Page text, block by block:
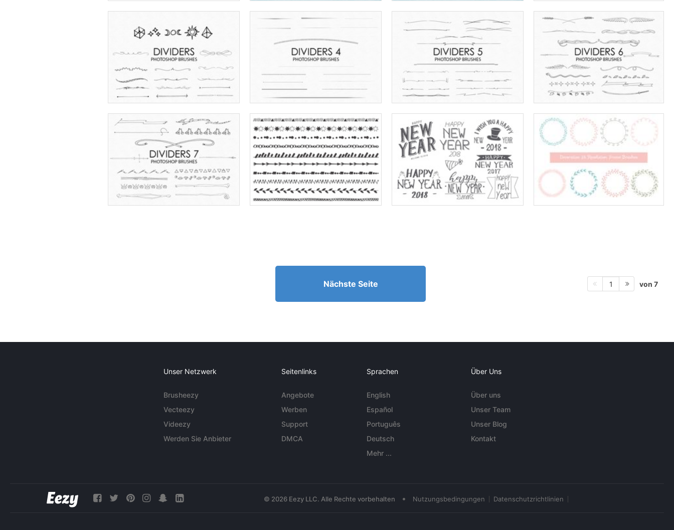
Nächste Seite 1 von 7
Unser Netzwerk
Brusheezy
Vecteezy
Videezy
Werden Sie Anbieter
Seitenlinks
Angebote
Werben
Support
DMCA
Sprachen
English
Español
Português
Deutsch
Mehr ...
Über Uns
Über uns
Unser Team
Unser Blog
Kontakt
© 2026 Eezy LLC. Alle Rechte vorbehalten • Nutzungsbedingungen Datenschutzrichtlinien